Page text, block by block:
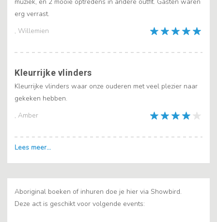
, Willemien
erg verrast.
, Amber
Kleurrijke vlinders
Kleurrijke vlinders waar onze ouderen met veel plezier naar
gekeken hebben.
Aboriginal boeken of inhuren doe je hier via Showbird.
Deze act is geschikt voor volgende events: